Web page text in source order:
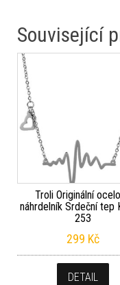
Související
Troli Originální
náhrdelník Srdeční tep
253
299 Kč
DETAIL